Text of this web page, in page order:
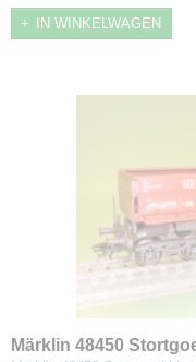
IN WINKELWAGEN
Märklin 48450